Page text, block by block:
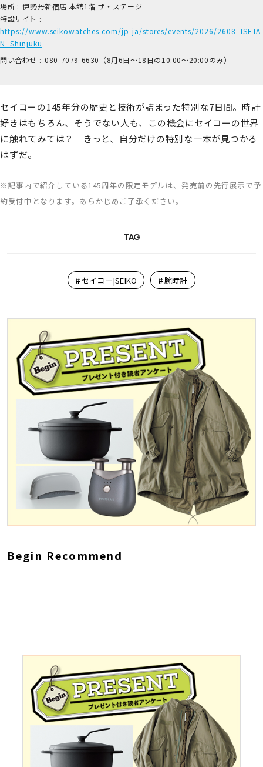
場所 : 伊​勢丹新宿店 本​館1階 ザ​・ステージ
特設サイト :
https://www.seikowatches.com/jp-ja/stores/events/2026/2608_ISETA
N_Shinjuku
問い合わせ : 0​80-7​079-6​630（8月6日～18日の1​0:00～2​0:00のみ）
セイコーの145年分の歴史と技術が詰まった特別な7日間。時計
好きはもちろん、そうでない人も、この機会にセイコーの世界
に触れてみては？ きっと、自分だけの特別な一本が見つかる
はずだ。
※記事内で紹介している145周年の限定モデルは、発売前の先行展示で予
約受付中となります。あらかじめご了承ください。
TAG
# セイコー|SEIKO #腕時計
Begin Recommend